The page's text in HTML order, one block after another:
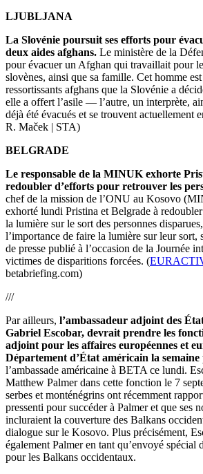
LJUBLJANA
La Slovénie poursuit ses efforts pour
deux aides afghans. Le ministère de la
pour évacuer un Afghan qui travaillait pour
slovènes, ainsi que sa famille. Cet homme est
ressortissants afghans que la Slovénie a
elle a offert l’asile — l’autre, un interprète,
déjà été évacués et se trouvent actuellement
R. Maček | STA)
BELGRADE
Le responsable de la MINUK exhorte
redoubler d’efforts pour retrouver les
chef de la mission de l’ONU au Kosovo
exhorté lundi Pristina et Belgrade à
la lumière sur le sort des personnes
l’importance de faire la lumière sur leur sort,
de presse publié à l’occasion de la Journée
victimes de disparitions forcées. (
betabriefing.com)
///
Par ailleurs, l’ambassadeur adjoint des
Gabriel Escobar, devrait prendre les
adjoint pour les affaires européennes et
Département d’État américain la
l’ambassade américaine à BETA ce lundi.
Matthew Palmer dans cette fonction le 7
serbes et monténégrins ont récemment
pressenti pour succéder à Palmer et que ses
incluraient la couverture des Balkans
dialogue sur le Kosovo. Plus précisément,
également Palmer en tant qu’envoyé spécial
pour les Balkans occidentaux.